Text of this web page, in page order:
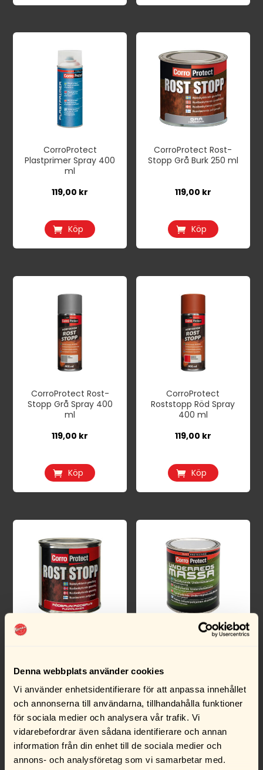
Denna webbplats använder cookies
Vi använder enhetsidentifierare för att anpassa innehållet
och annonserna till användarna, tillhandahålla funktioner
för sociala medier och analysera vår trafik. Vi
vidarebefordrar även sådana identifierare och annan
information från din enhet till de sociala medier och
annons- och analysföretag som vi samarbetar med.
CorroProtect
Plastprimer Spray 400
ml
119,00 kr
Köp
CorroProtect Rost-
Stopp Grå Burk 250 ml
119,00 kr
Köp
CorroProtect Rost-
Stopp Grå Spray 400
ml
119,00 kr
Köp
CorroProtect
Roststopp Röd Spray
400 ml
119,00 kr
Köp
119,00
Köp
CorroProtect
Köp